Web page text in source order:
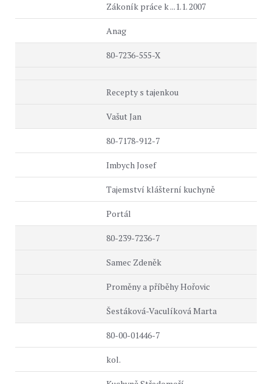
Zákoník práce k ...1.1. 2007
Anag
80-7236-555-X
Recepty s tajenkou
Vašut Jan
80-7178-912-7
Imbych Josef
Tajemství klášterní kuchyně
Portál
80-239-7236-7
Samec Zdeněk
Proměny a příběhy Hořovic
Šestáková-Vaculíková Marta
80-00-01446-7
kol.